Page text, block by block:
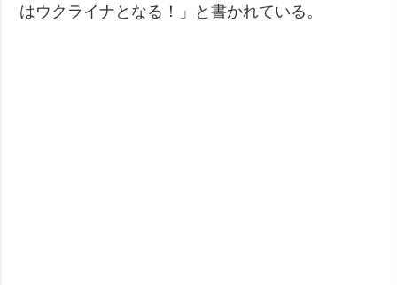
動画
はウクライナとなる！」と書かれている。